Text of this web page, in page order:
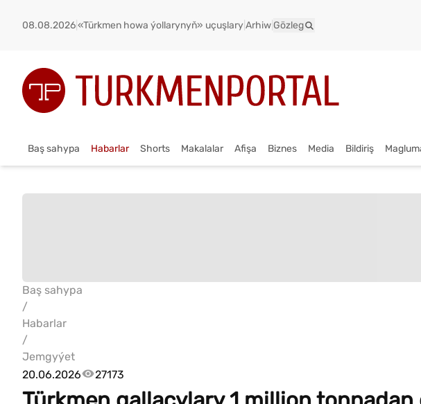
08.08.2026«Türkmen howa ýollarynyň» uçuşlaryArhiw Gözleg
Baş sahypa Habarlar Shorts Makalalar Afişa Biznes Media Bildiriş
Baş sahypa
/
Habarlar
/
Jemgyýet
20.06.2026
27173